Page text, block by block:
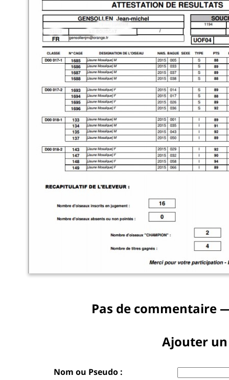
Pas de commentaire
Ajouter
Nom ou Pseudo :